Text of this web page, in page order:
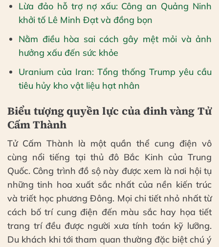
Lừa đảo hỗ trợ nợ xấu: Công an Quảng Ninh
khởi tố Lê Minh Đạt và đồng bọn
Nằm điều hòa sai cách gây mệt mỏi và ảnh
hưởng xấu đến sức khỏe
Uranium của Iran: Tổng thống Trump yêu cầu
tiêu hủy kho vật liệu hạt nhân
Biểu tượng quyền lực của đinh vàng Tử
Cấm Thành
Tử Cấm Thành là một quần thể cung điện vô
cùng nổi tiếng tại thủ đô Bắc Kinh của Trung
Quốc. Công trình đồ sộ này được xem là nơi hội tụ
những tinh hoa xuất sắc nhất của nền kiến trúc
và triết học phương Đông. Mọi chi tiết nhỏ nhất từ
cách bố trí cung điện đến màu sắc hay họa tiết
trang trí đều được người xưa tính toán kỹ lưỡng.
Du khách khi tới tham quan thường đặc biệt chú ý